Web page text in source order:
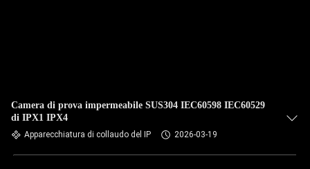
Camera di prova impermeabile SUS304 IEC60598 IEC60529
di IPX1 IPX4
Apparecchiatura di collaudo del IP 2026-03-19